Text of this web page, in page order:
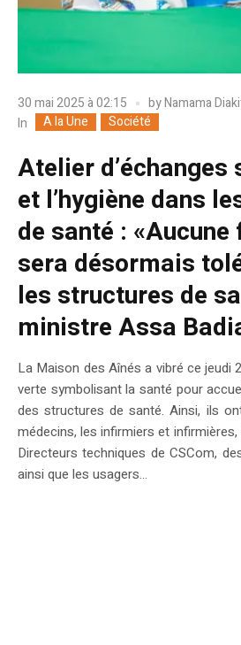
30 mai 2025 à 02:15 byNamama
In
A la Une Société
Atelier d’échanges
et l’hygiène dans
de santé : «Aucune
sera désormais
les structures de
ministre Assa
La Maison des Aînés a vibré ce jeudi
verte symbolisant la santé pour
des structures de santé. Ainsi, ils
médecins, les infirmiers et
Directeurs techniques de CSCom,
ainsi que les usagers...